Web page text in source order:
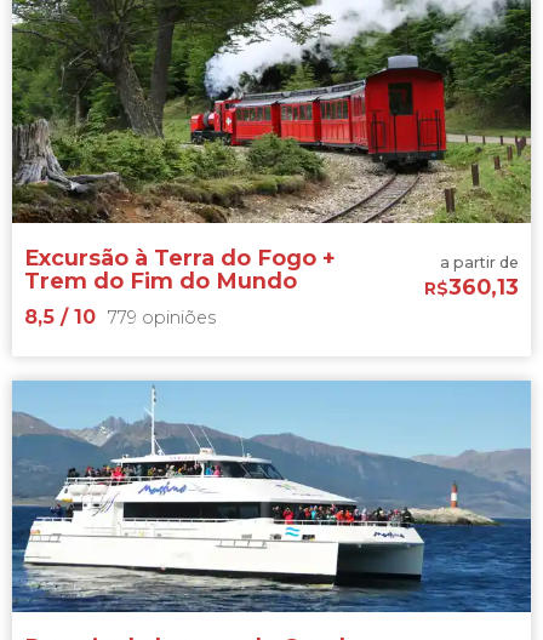
9,3


405 opiniões
conheça a
fauna que habita suas ilhotas
Excursão à Terra do Fogo +
Trem do Fim do Mundo
8,5 / 10 779 opiniões
a partir de
R$360,13
8,5


779 opiniões
excursão ao Parque Nacional Terra do Fogo
saindo de Ushuaia